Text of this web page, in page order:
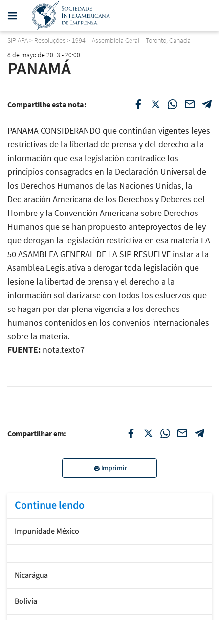
SIPIAPA> Resoluções > 1994 – Assembléia Geral – Toronto, Canadá
8 de mayo de 2013 - 20:00
PANAMÁ
Compartilhe esta nota:
PANAMA CONSIDERANDO que continúan vigentes leyes
restrictivas de la libertad de prensa y del derecho a la
información que esa legislación contradice los
principios consagrados en la Declaración Universal de
los Derechos Humanos de las Naciones Unidas, la
Declaración Americana de los Derechos y Deberes del
Hombre y la Convención Americana sobre Derechos
Humanos que se han propuesto anteproyectos de ley
que derogan la legislación restrictiva en esa materia LA
50 ASAMBLEA GENERAL DE LA SIP RESUELVE instar a la
Asamblea Legislativa a derogar toda legislación que
lesione la libertad de prensa y el derecho a la
información solidarizarse con todos los esfuerzos que
se hagan por dar plena vigencia a los derechos
humanos contenidos en los convenios internacionales
sobre la materia.
FUENTE: nota.texto7
Compartilhar em:
Imprimir
Continue lendo
Impunidade México
Nicarágua
Bolívia